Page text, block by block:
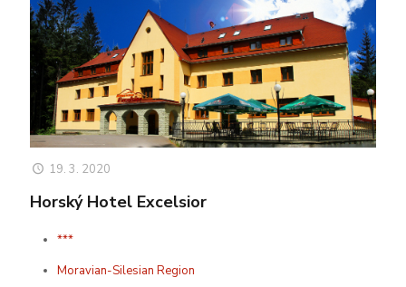
19. 3. 2020
Horský Hotel Excelsior
***
Moravian-Silesian Region